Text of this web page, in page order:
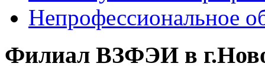
Непрофессиональное
Филиал ВЗФЭИ в